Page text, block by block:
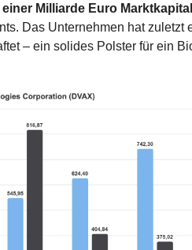
Milliarde Euro
Das Unternehmen hat zuletzt
– ein solides Polster für ein